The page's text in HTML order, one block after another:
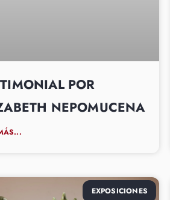
POR
NEPOMUCENA
EXPOSICIONES